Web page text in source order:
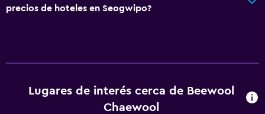
precios de hoteles en Seogwipo?
Lugares de interés cerca de Beewool
Chaewool